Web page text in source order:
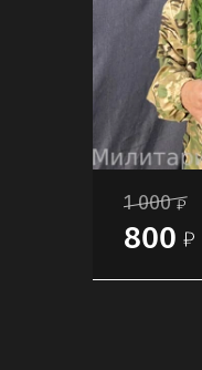
1 000
800